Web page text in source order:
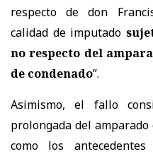
respecto de don
calidad de imputado
no respecto del
de condenado”.
Asimismo, el fallo
prolongada del
como los